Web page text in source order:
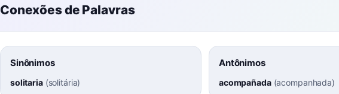
Conexões de Palavras
Sinônimos
solitaria(solitária)
Antônimos
acompañada(acompanhada)